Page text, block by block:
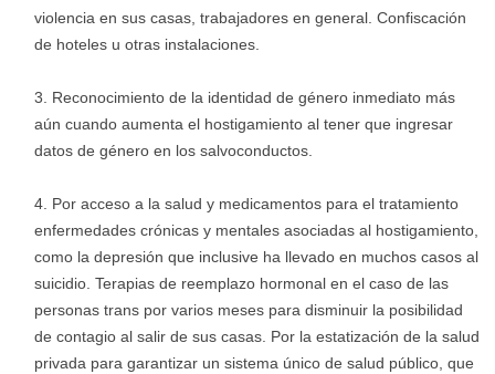
violencia en sus casas, trabajadores en general. Confiscación
de hoteles u otras instalaciones.
Reconocimiento de la identidad de género inmediato más
aún cuando aumenta el hostigamiento al tener que ingresar
datos de género en los salvoconductos.
Por acceso a la salud y medicamentos para el tratamiento
enfermedades crónicas y mentales asociadas al hostigamiento,
como la depresión que inclusive ha llevado en muchos casos al
suicidio. Terapias de reemplazo hormonal en el caso de las
personas trans por varios meses para disminuir la posibilidad
de contagio al salir de sus casas. Por la estatización de la salud
privada para garantizar un sistema único de salud público, que